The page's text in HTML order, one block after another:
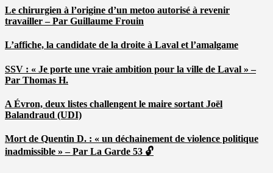
Le chirurgien à l’origine d’un metoo autorisé à revenir
travailler – Par Guillaume Frouin
L’affiche, la candidate de la droite à Laval et l’amalgame
SSV : « Je porte une vraie ambition pour la ville de Laval » –
Par Thomas H.
A Évron, deux listes challengent le maire sortant Joël
Balandraud (UDI)
Mort de Quentin D. : « un déchainement de violence politique
inadmissible » – Par La Garde 53 🔓